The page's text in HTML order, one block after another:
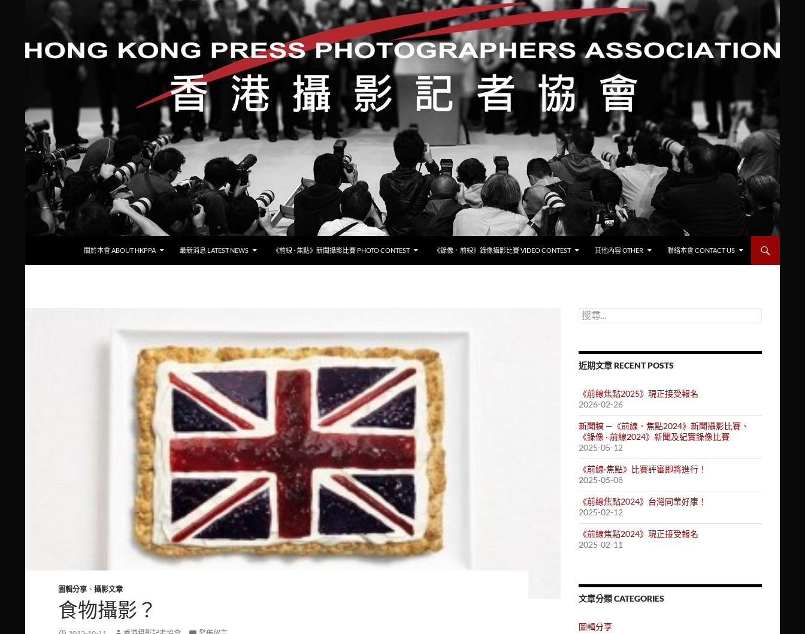
香港攝影記者協會
關於本會 ABOUT HKPPA
最新消息 LATEST NEWS 《前線 · 焦點》新聞攝影比賽 PHOTO CONTEST 《錄像．前線》錄像攝影比賽 VIDEO CONTEST 其他內容 OTHER 聯絡本會 CONTACT US
圖輯分享 、 攝影文章
食物攝影？
搜
尋
字:
近期文章 RECENT POSTS
《前線焦點2025》現正接受報名
2026-02-26
新聞稿 —《前線．焦點2024》新聞攝影比賽、
《錄像 · 前線2024》新聞及紀實錄像比賽
2025-05-12
《前線·焦點》比賽評審即將進行！
2025-05-08
《前線焦點2024》台灣同業好康！
2025-02-12
《前線焦點2024》現正接受報名
2025-02-11
文章分類 CATEGORIES
圖輯分享